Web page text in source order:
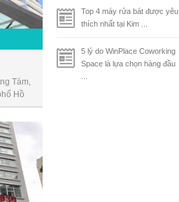
Tám,
Hồ
Top 4 máy rửa bát được yêu
thích nhất tại Kim ...
5 lý do WinPlace Coworking
Space là lựa chọn hàng đầu